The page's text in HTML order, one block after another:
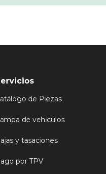
de Piezas
de vehículos
y tasaciones
por TPV